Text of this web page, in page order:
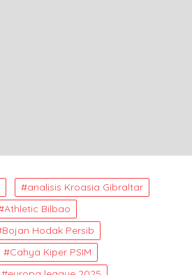
analisis Kroasia Gibraltar
Athletic Bilbao
Bojan Hodak Persib
Cahya Kiper PSIM